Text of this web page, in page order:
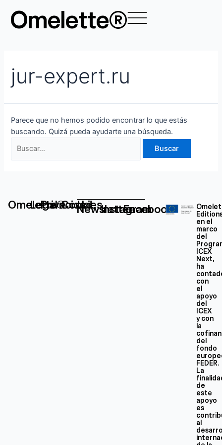
contenido
Omelette®
jur-expert.ru
Parece que no hemos podido encontrar lo que estás
buscando. Quizá pueda ayudarte una búsqueda.
por:
Omelette®
Legal
Privacidad
Cookies
Newsletter
Instagram
Facebook
en el
marco
del
ICEX
Next,
ha
con
el
apoyo
del
ICEX
y con
la
del
fondo
FEDER.
La
de
este
apoyo
es
al